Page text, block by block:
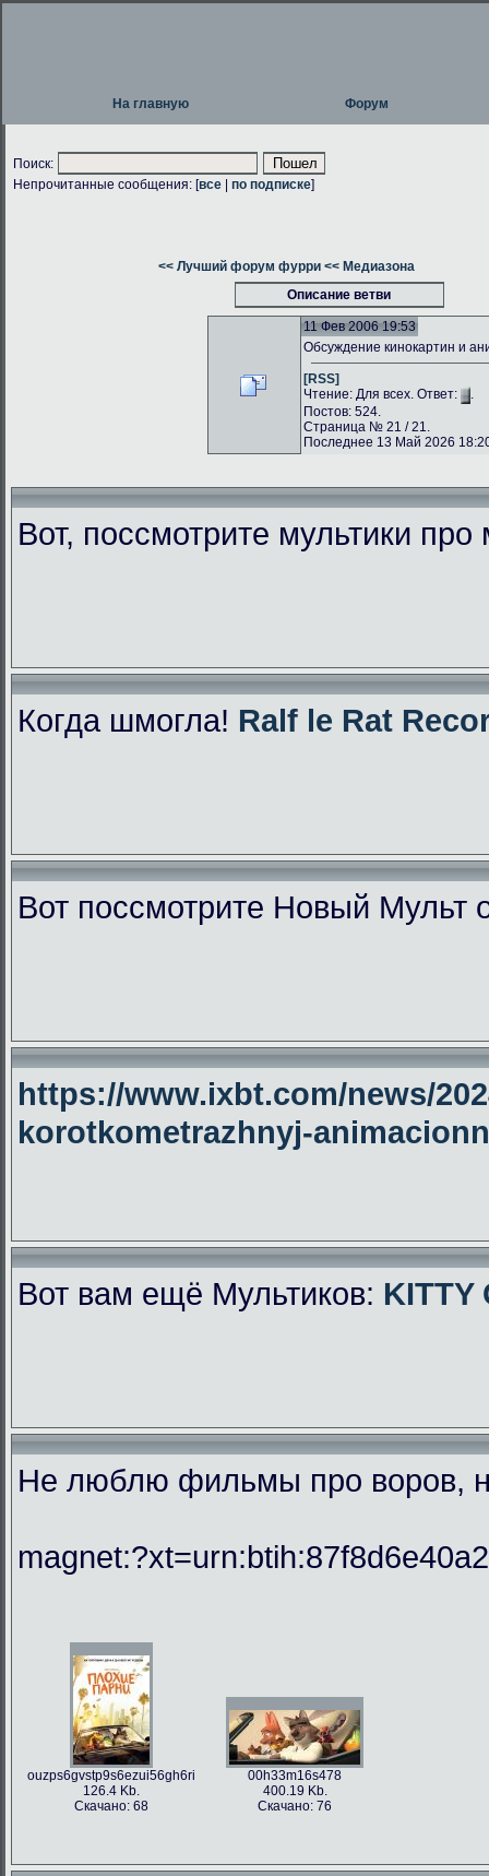
На главную Форум
Поиск:
Непрочитанные сообщения: [все по подписке]
<< Лучший форум фурри << Медиазона
Описание ветви
11 Фев 2006 19:53
Обсуждение кинокартин и
[RSS]
Чтение: Для всех. Ответ:
.
Постов: 524.
Страница № 21 / 21.
Последнее 13 Май 2026
Вот, поссмотрите мультики
Когда шмогла! Ralf le Rat
Вот поссмотрите Новый Мульт
https://www.ixbt.com/news/
korotkometrazhnyj-
Вот вам ещё Мультиков: KITTY
Не люблю фильмы про воров,
ouzps6gvstp9s6ezui56gh6ri
126.4 Kb.
Скачано: 68
00h33m16s478
400.19 Kb.
Скачано: 76